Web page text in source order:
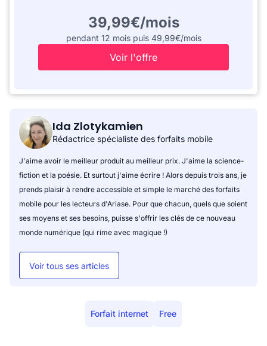
39,99€/mois
pendant 12 mois puis 49,99€/mois
Voir l'offre
Ida Zlotykamien
Rédactrice spécialiste des forfaits mobile
J'aime avoir le meilleur produit au meilleur prix. J'aime la science-
fiction et la poésie. Et surtout j'aime écrire ! Alors depuis trois ans, je
prends plaisir à rendre accessible et simple le marché des forfaits
mobile pour les lecteurs d'Ariase. Pour que chacun, quels que soient
ses moyens et ses besoins, puisse s'offrir les clés de ce nouveau
monde numérique (qui rime avec magique !)
Voir tous ses articles
Forfait internet Free